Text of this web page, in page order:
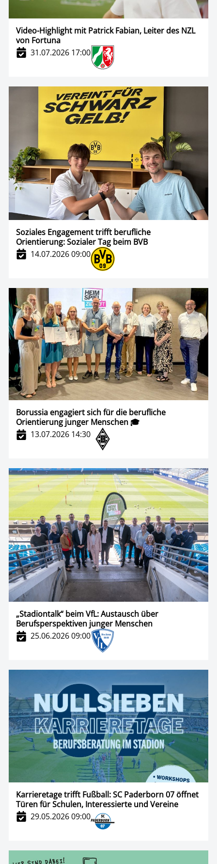
Video-Highlight mit Patrick Fabian, Leiter des NZL
von Fortuna
31.07.2026 17:00
Soziales Engagement trifft berufliche
Orientierung: Sozialer Tag beim BVB
14.07.2026 09:00
Borussia engagiert sich für die berufliche
Orientierung junger Menschen 🎓
13.07.2026 14:30
„Stadiontalk“ beim VfL: Austausch über
Berufsperspektiven junger Menschen
25.06.2026 09:00
Karrieretage trifft Fußball: SC Paderborn 07 öffnet
Türen für Schulen, Interessierte und Vereine
29.05.2026 09:00